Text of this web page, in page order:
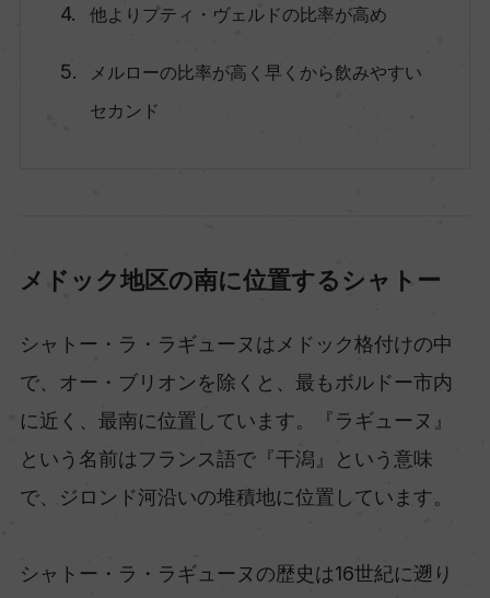
他よりプティ・ヴェルドの比率が高め
メルローの比率が高く早くから飲みやすい
セカンド
メドック地区の南に位置するシャトー
シャトー・ラ・ラギューヌはメドック格付けの中
で、オー・ブリオンを除くと、最もボルドー市内
に近く、最南に位置しています。『ラギューヌ』
という名前はフランス語で『干潟』という意味
で、ジロンド河沿いの堆積地に位置しています。
シャトー・ラ・ラギューヌの歴史は16世紀に遡り